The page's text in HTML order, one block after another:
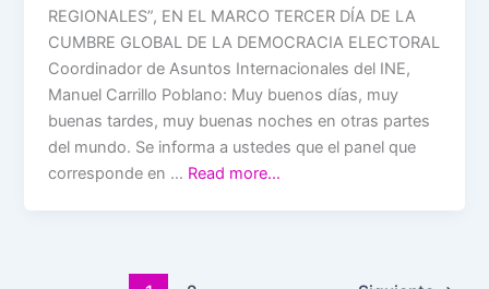
REGIONALES”, EN EL MARCO TERCER DÍA DE LA
CUMBRE GLOBAL DE LA DEMOCRACIA ELECTORAL
Coordinador de Asuntos Internacionales del INE,
Manuel Carrillo Poblano: Muy buenos días, muy
buenas tardes, muy buenas noches en otras partes
del mundo. Se informa a ustedes que el panel que
corresponde en … Read more…